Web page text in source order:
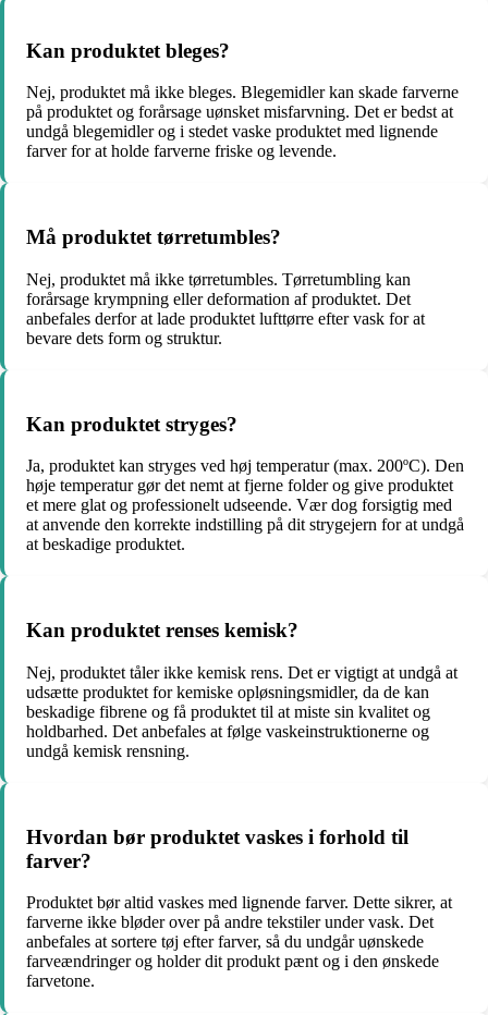
Kan produktet bleges?
Nej, produktet må ikke bleges. Blegemidler kan skade farverne
på produktet og forårsage uønsket misfarvning. Det er bedst at
undgå blegemidler og i stedet vaske produktet med lignende
farver for at holde farverne friske og levende.
Må produktet tørretumbles?
Nej, produktet må ikke tørretumbles. Tørretumbling kan
forårsage krympning eller deformation af produktet. Det
anbefales derfor at lade produktet lufttørre efter vask for at
bevare dets form og struktur.
Kan produktet stryges?
Ja, produktet kan stryges ved høj temperatur (max. 200ºC). Den
høje temperatur gør det nemt at fjerne folder og give produktet
et mere glat og professionelt udseende. Vær dog forsigtig med
at anvende den korrekte indstilling på dit strygejern for at undgå
at beskadige produktet.
Kan produktet renses kemisk?
Nej, produktet tåler ikke kemisk rens. Det er vigtigt at undgå at
udsætte produktet for kemiske opløsningsmidler, da de kan
beskadige fibrene og få produktet til at miste sin kvalitet og
holdbarhed. Det anbefales at følge vaskeinstruktionerne og
undgå kemisk rensning.
Hvordan bør produktet vaskes i forhold til
farver?
Produktet bør altid vaskes med lignende farver. Dette sikrer, at
farverne ikke bløder over på andre tekstiler under vask. Det
anbefales at sortere tøj efter farver, så du undgår uønskede
farveændringer og holder dit produkt pænt og i den ønskede
farvetone.